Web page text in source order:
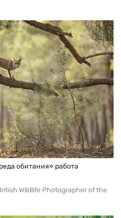
обитания» работа
Wildlife Photographer of the